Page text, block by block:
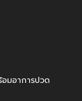
มอาการปวด